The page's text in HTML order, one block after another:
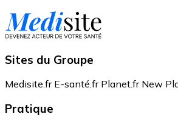
Sites du Groupe
Medisite.fr E-santé.fr Planet.fr New
Pratique